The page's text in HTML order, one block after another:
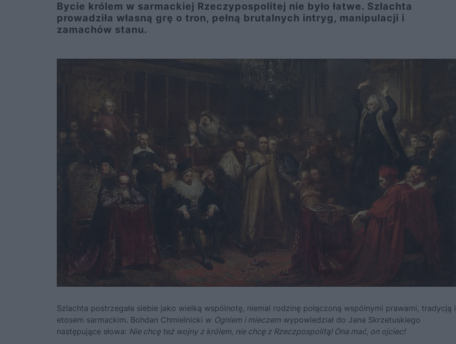
Bycie królem w sarmackiej Rzeczypospolitej nie było łatwe. Szlachta
prowadziła własną grę o tron, pełną brutalnych intryg, manipulacji i
zamachów stanu.
Szlachta postrzegała siebie jako wielką wspólnotę, niemal rodzinę połączoną wspólnymi prawami, tradycją i
etosem sarmackim. Bohdan Chmielnicki w Ogniem i mieczem wypowiedział do Jana Skrzetuskiego
następujące słowa: Nie chcę też wojny z królem, nie chcę z Rzeczpospolitą! Ona mać, on ojciec!